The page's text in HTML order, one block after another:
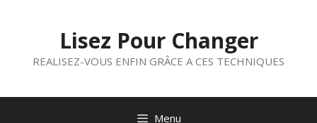
Lisez Pour Changer
REALISEZ-VOUS ENFIN GRÂCE A CES TECHNIQUES
Menu